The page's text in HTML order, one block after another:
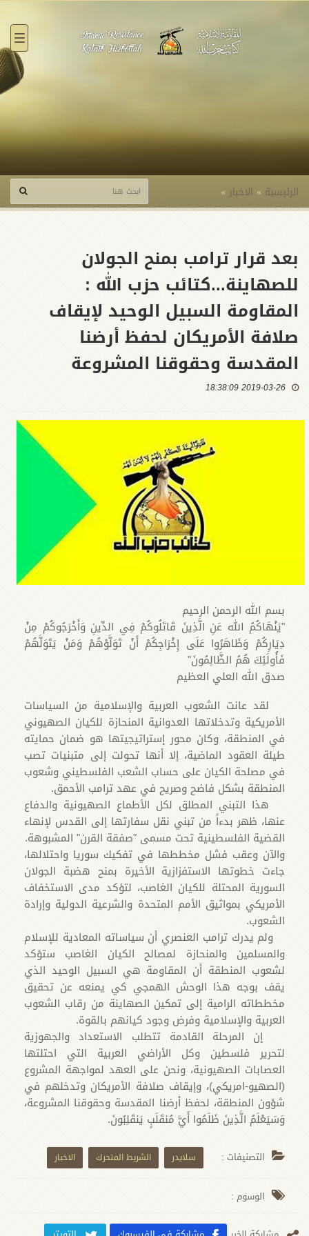
الرئيسية » الاخبار »
بعد قرار ترامب بمنح الجولان
للصهاينة...كتائب حزب الله :
المقاومة السبيل الوحيد لإيقاف
صلافة الأمريكان لحفظ أرضنا
المقدسة وحقوقنا المشروعة
2019-03-26 18:38:09
بسم الله الرحمن الرحيم
"يَنْهَاكُمُ الله عَنِ الَّذِينَ قَاتَلُوكُمْ فِي الدِّينِ وَأَخْرَجُوكُمْ مِنْ
دِيَارِكُمْ وَظَاهَرُوا عَلَى إِخْرَاجِكُمْ أَنْ تَوَلَّوْهُمْ وَمَنْ يَتَوَلَّهُمْ
فَأُولَئِكَ هُمُ الظَّالِمُونَ"
صدق الله العلي العظيم
لقد عانت الشعوب العربية والإسلامية من السياسات
الأمريكية وتدخلاتها العدوانية المنحازة للكيان الصهيوني
في المنطقة، وكان محور إستراتيجيتها هو ضمان حمايته
طيلة العقود الماضية، إلا أنها تحولت إلى متبنيات تصب
في مصلحة الكيان على حساب الشعب الفلسطيني وشعوب
المنطقة بشكل فاضح وصريح في عهد ترامب الأحمق.
هذا التبني المطلق لكل الأطماع الصهيونية والدفاع
عنها، ظهر بدءاً من تبني نقل سفارتها إلى القدس لإنهاء
القضية الفلسطينية تحت مسمى "صفقة القرن" المشبوهة.
والآن وعقب فشل مخططها في تفكيك سوريا واحتلالها،
جاءت خطوتها الاستفزازية الأخيرة بمنح هضبة الجولان
السورية المحتلة للكيان الغاصب، لتؤكد مدى الاستخفاف
الأمريكي بمواثيق الأمم المتحدة والشرعية الدولية وإرادة
الشعوب.
ولم يدرك ترامب العنصري أن سياساته المعادية للإسلام
والمسلمين والمنحازة لمصالح الكيان الغاصب ستؤكد
لشعوب المنطقة أن المقاومة هي السبيل الوحيد الذي
يقف بوجه هذا الوحش الهمجي كي يمنعه عن تحقيق
مخططاته الرامية إلى تمكين الصهاينة من رقاب الشعوب
العربية والإسلامية وفرض وجود كيانهم بالقوة.
إن المرحلة القادمة تتطلب الاستعداد والجهوزية
لتحرير فلسطين وكل الأراضي العربية التي احتلتها
العصابات الصهيونية، ونحن على العهد لمواجهة المشروع
(الصهيو-امريكي)، وإيقاف صلافة الأمريكان وتدخلهم في
شؤون المنطقة، لحفظ أرضنا المقدسة وحقوقنا المشروعة،
وَسَيَعْلَمُ الَّذِينَ ظَلَمُوا أَيَّ مُنقَلَبٍ يَنقَلِبُونَ.
التصنيفات : سلايدر الشريط المتحرك الاخبار
الوسوم :